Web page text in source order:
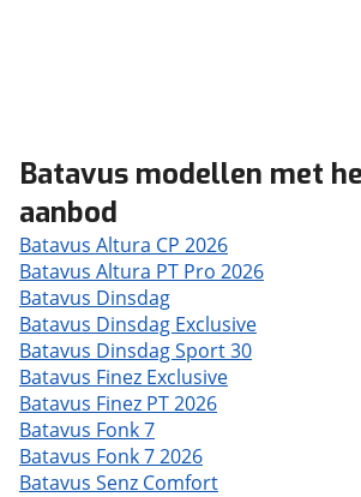
Batavus modellen met
aanbod
Batavus Altura CP 2026
Batavus Altura PT Pro 2026
Batavus Dinsdag
Batavus Dinsdag Exclusive
Batavus Dinsdag Sport 30
Batavus Finez Exclusive
Batavus Finez PT 2026
Batavus Fonk 7
Batavus Fonk 7 2026
Batavus Senz Comfort